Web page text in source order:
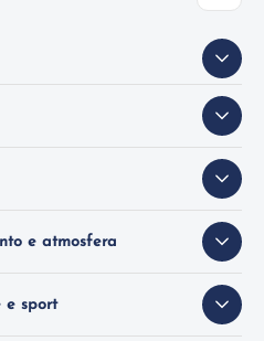
e atmosfera
e sport